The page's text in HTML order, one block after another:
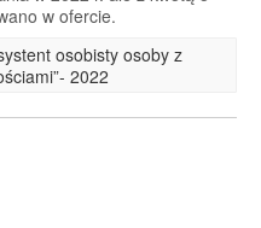
w ofercie.
osobisty osoby z
2022